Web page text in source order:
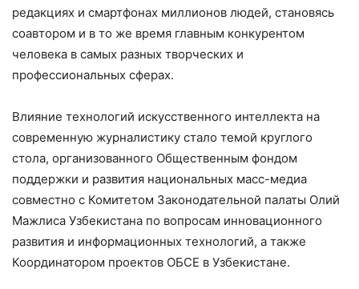
редакциях и смартфонах миллионов людей, становясь
соавтором и в то же время главным конкурентом
человека в самых разных творческих и
профессиональных сферах.
Влияние технологий искусственного интеллекта на
современную журналистику стало темой круглого
стола, организованного Общественным фондом
поддержки и развития национальных масс-медиа
совместно с Комитетом Законодательной палаты Олий
Мажлиса Узбекистана по вопросам инновационного
развития и информационных технологий, а также
Координатором проектов ОБСЕ в Узбекистане.